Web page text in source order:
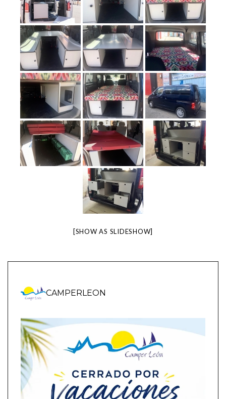
[SHOW AS SLIDESHOW]
CAMPERLEON